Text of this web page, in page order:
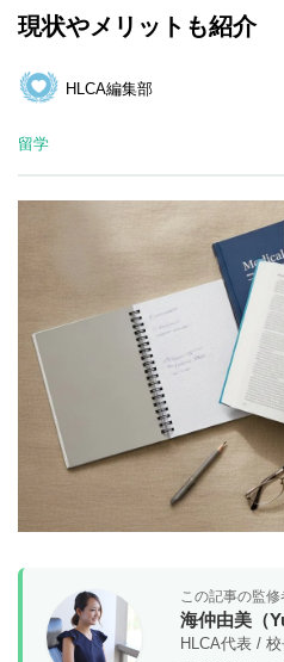
現状やメリットも紹介
HLCA編集部
留学
この記事の監修
海仲由美（
HLCA代表 /